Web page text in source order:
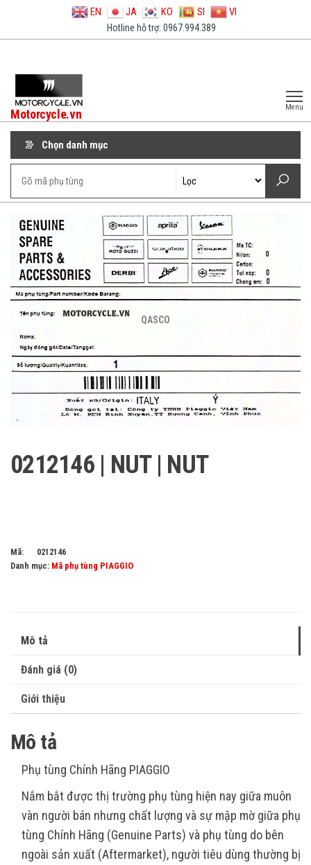
EN JA KO SI VI
Hotline hỗ trợ: 0967.994.389
Motorcycle.vn Menu
Chọn danh mục
QASCO
0212146 | NUT | NUT
Mã:
0212146
Danh mục: Mã phụ tùng PIAGGIO
Mô tả
Đánh giá (0)
Giới thiệu
Mô tả
Phụ tùng Chính Hãng PIAGGIO
Nắm bắt được thị trường phụ tùng hiện nay giữa muôn
vàn người bán nhưng chất lượng và sự mập mờ giữa phụ
tùng Chính Hãng (Genuine Parts) và phụ tùng do bên
ngoài sản xuất (Aftermarket), người tiêu dùng thường bị